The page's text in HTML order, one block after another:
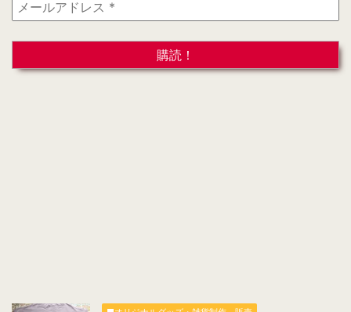
ー
ド